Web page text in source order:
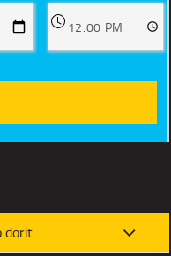
dorit